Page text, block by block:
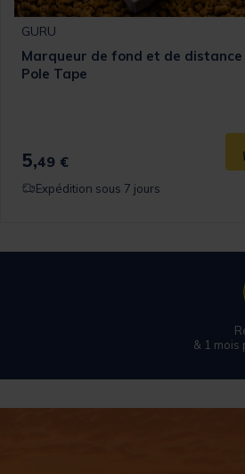
panier
GURU
Marqueur de fond et de distance
Pole Tape
5,49 €
Expédition sous 7 jours
& 1 mois